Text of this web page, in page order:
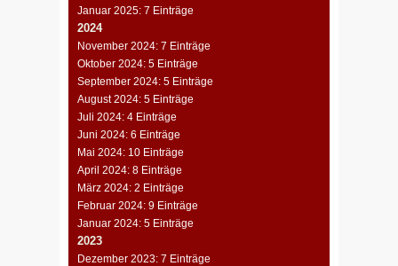
Januar 2025: 7 Einträge
2024
November 2024: 7 Einträge
Oktober 2024: 5 Einträge
September 2024: 5 Einträge
August 2024: 5 Einträge
Juli 2024: 4 Einträge
Juni 2024: 6 Einträge
Mai 2024: 10 Einträge
April 2024: 8 Einträge
März 2024: 2 Einträge
Februar 2024: 9 Einträge
Januar 2024: 5 Einträge
2023
Dezember 2023: 7 Einträge